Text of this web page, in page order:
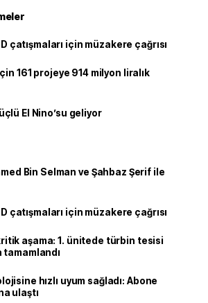
çatışmaları için müzakere çağrısı
161 projeye 914 milyon liralık
El Nino’su geliyor
Bin Selman ve Şahbaz Şerif ile
çatışmaları için müzakere çağrısı
aşama: 1. ünitede türbin tesisi
hızlı uyum sağladı: Abone
ulaştı